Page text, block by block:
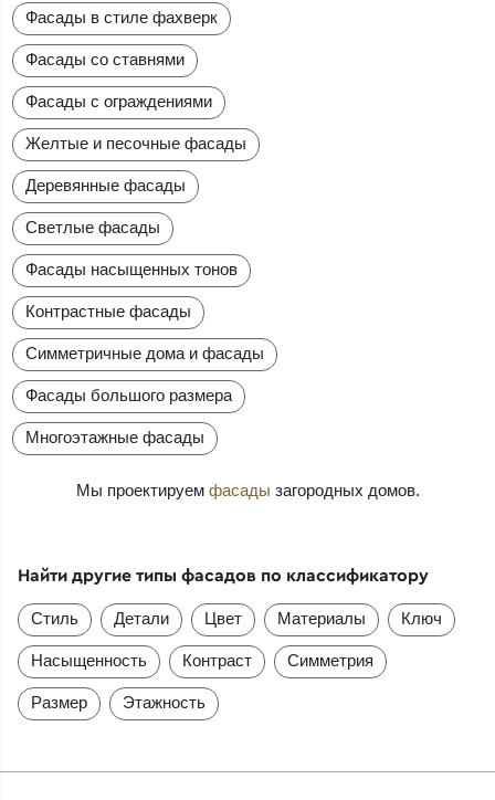
Фасады в стиле фахверк
Фасады со ставнями
Фасады с ограждениями
Желтые и песочные фасады
Деревянные фасады
Светлые фасады
Фасады насыщенных тонов
Контрастные фасады
Симметричные дома и фасады
Фасады большого размера
Многоэтажные фасады
Мы проектируем фасады загородных домов.
Найти другие типы фасадов по классификатору
Стиль Детали Цвет Материалы Ключ
Насыщенность Контраст Симметрия
Размер Этажность